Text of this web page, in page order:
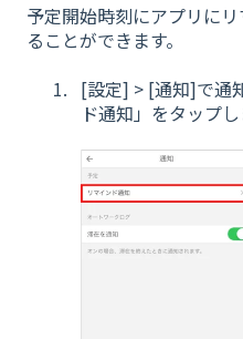
予定開始時刻にアプリに
ることができます。
[設定] > [通知]で通
ド通知」をタップし